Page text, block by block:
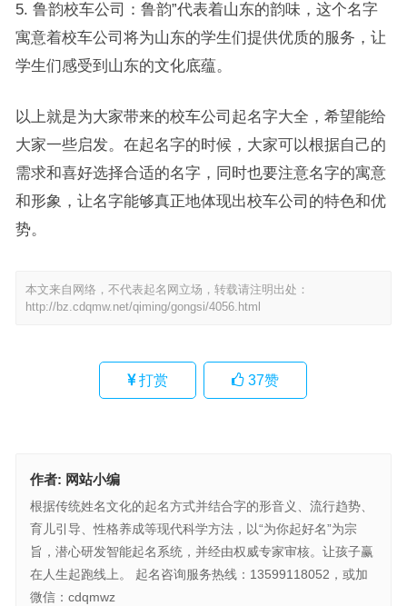
5. 鲁韵校车公司：鲁韵”代表着山东的韵味，这个名字
寓意着校车公司将为山东的学生们提供优质的服务，让
学生们感受到山东的文化底蕴。
以上就是为大家带来的校车公司起名字大全，希望能给
大家一些启发。在起名字的时候，大家可以根据自己的
需求和喜好选择合适的名字，同时也要注意名字的寓意
和形象，让名字能够真正地体现出校车公司的特色和优
势。
本文来自网络，不代表起名网立场，转载请注明出处：
http://bz.cdqmw.net/qiming/gongsi/4056.html
打赏 37赞
作者: 网站小编
根据传统姓名文化的起名方式并结合字的形音义、流行趋势、
育儿引导、性格养成等现代科学方法，以“为你起好名”为宗
旨，潜心研发智能起名系统，并经由权威专家审核。让孩子赢
在人生起跑线上。 起名咨询服务热线：13599118052，或加
微信：cdqmwz